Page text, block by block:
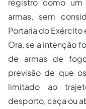
registro como
armas, sem
Portaria do
Ora, se a intenção
de armas de
previsão de que
limitado ao
desporto, caça ou